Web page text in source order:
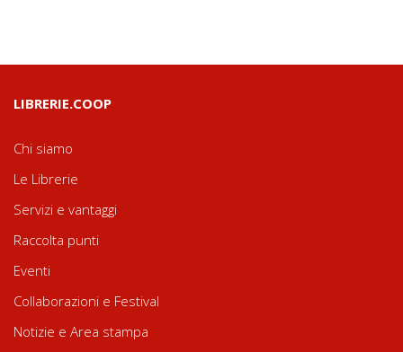
LIBRERIE.COOP
Chi siamo
Le Librerie
Servizi e vantaggi
Raccolta punti
Eventi
Collaborazioni e Festival
Notizie e Area stampa